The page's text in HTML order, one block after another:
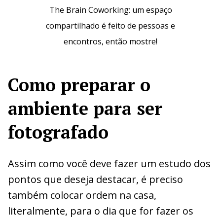
The Brain Coworking: um espaço
compartilhado é feito de pessoas e
encontros, então mostre!
Como preparar o
ambiente para ser
fotografado
Assim como você deve fazer um estudo dos
pontos que deseja destacar, é preciso
também colocar ordem na casa,
literalmente, para o dia que for fazer os